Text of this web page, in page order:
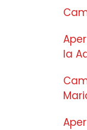
la